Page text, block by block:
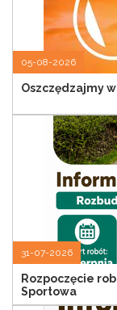
05-08-2026
Oszczędzajmy
31-07-2026
Rozpoczęcie
Sportowa